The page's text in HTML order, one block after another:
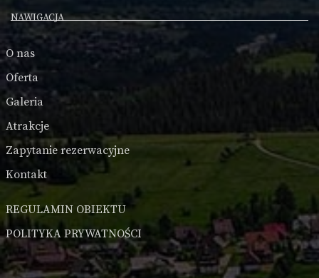
NAWIGACJA
O nas
Oferta
Galeria
Atrakcje
Zapytanie rezerwacyjne
Kontakt
REGULAMIN OBIEKTU
POLITYKA PRYWATNOŚCI